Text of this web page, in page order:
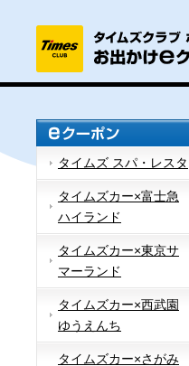
タイムズ スパ・レスタ
タイムズカー×富士急
ハイランド
タイムズカー×東京サ
マーランド
タイムズカー×西武園
ゆうえんち
タイムズカー×さがみ